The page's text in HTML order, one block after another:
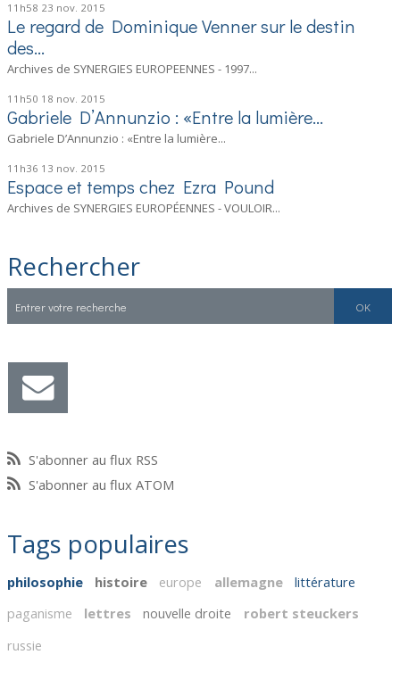
11h58 23 nov. 2015
Le regard de Dominique Venner sur le destin
des...
Archives de SYNERGIES EUROPEENNES - 1997...
11h50 18 nov. 2015
Gabriele D’Annunzio : «Entre la lumière...
Gabriele D’Annunzio : «Entre la lumière...
11h36 13 nov. 2015
Espace et temps chez Ezra Pound
Archives de SYNERGIES EUROPÉENNES - VOULOIR...
Rechercher
S'abonner au flux RSS
S'abonner au flux ATOM
Tags populaires
philosophie histoire europe allemagne
littérature
paganisme
lettres nouvelle droite
robert steuckers
russie